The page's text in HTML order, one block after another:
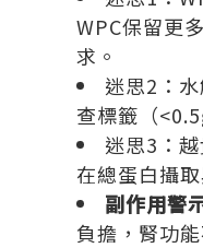
WPC保留更
求。
迷思2：
查標籤（
迷思3：
在總蛋白攝
副作用警
負擔，腎功